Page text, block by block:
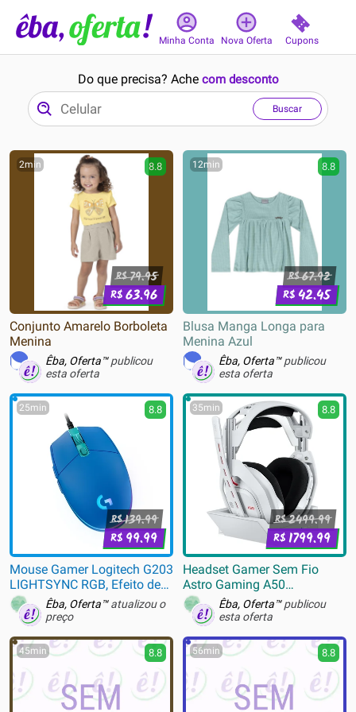
Minha Conta Nova Oferta Cupons
Do que precisa? Ache com desconto
Buscar
2min 8.8
R$79.95
R$63.96
Conjunto Amarelo Borboleta
Menina
Êba, Oferta™publicou
esta oferta
12min 8.8
R$67.92
R$42.45
Blusa Manga Longa para
Menina Azul
Êba, Oferta™publicou
esta oferta
25min 8.8
R$139.99
R$ 99.99
Mouse Gamer Logitech G203
LIGHTSYNC RGB, Efeito de
Ondas de Cores, 6 Botões
Programáveis e Até 8.000
DPI, Azul - 910-005795
Êba, Oferta™atualizou o
preço
35min 8.8
R$2499.99
R$1799.99
Headset Gamer Sem Fio
Astro Gaming A50
LIGHTSPEED + Base Station
(Gen 5) Com Tecnologia
PLAYSYNC AUDIO, Bluetooth,
Branco - 939-002229
Êba, Oferta™publicou
esta oferta
45min 8.8 56min 8.8